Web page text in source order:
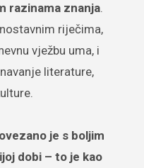
razinama znanja.
riječima,
vježbu uma, i
literature,
je s boljim
dobi – to je kao